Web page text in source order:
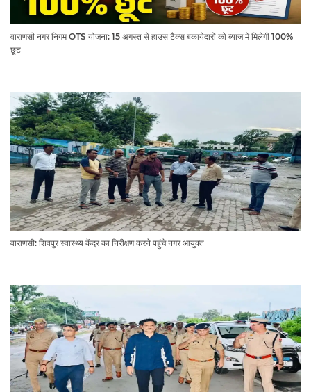
वाराणसी नगर निगम OTS योजना: 15 अगस्त से हाउस टैक्स बकायेदारों को ब्याज में मिलेगी 100%
छूट
वाराणसी: शिवपुर स्वास्थ्य केंद्र का निरीक्षण करने पहुंचे नगर आयुक्त